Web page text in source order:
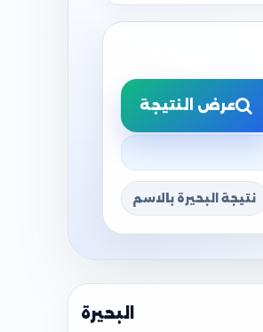
عرض النتيجة
نتيجة البحيرة بالاسم
البحيرة